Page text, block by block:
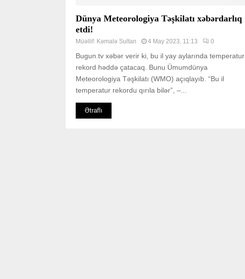
Dünya Meteorologiya Təşkilatı xəbərdarlıq
etdi!
Müəllif: Kəmalə Sultan 4 May 2023, 11:13 0
Bugun.tv xəbər verir ki, bu il yay aylarında temperatur
rekord həddə çatacaq. Bunu Ümumdünya
Meteorologiya Təşkilatı (WMO) açıqlayıb. “Bu il
temperatur rekordu qırıla bilər”, –...
Ətraflı